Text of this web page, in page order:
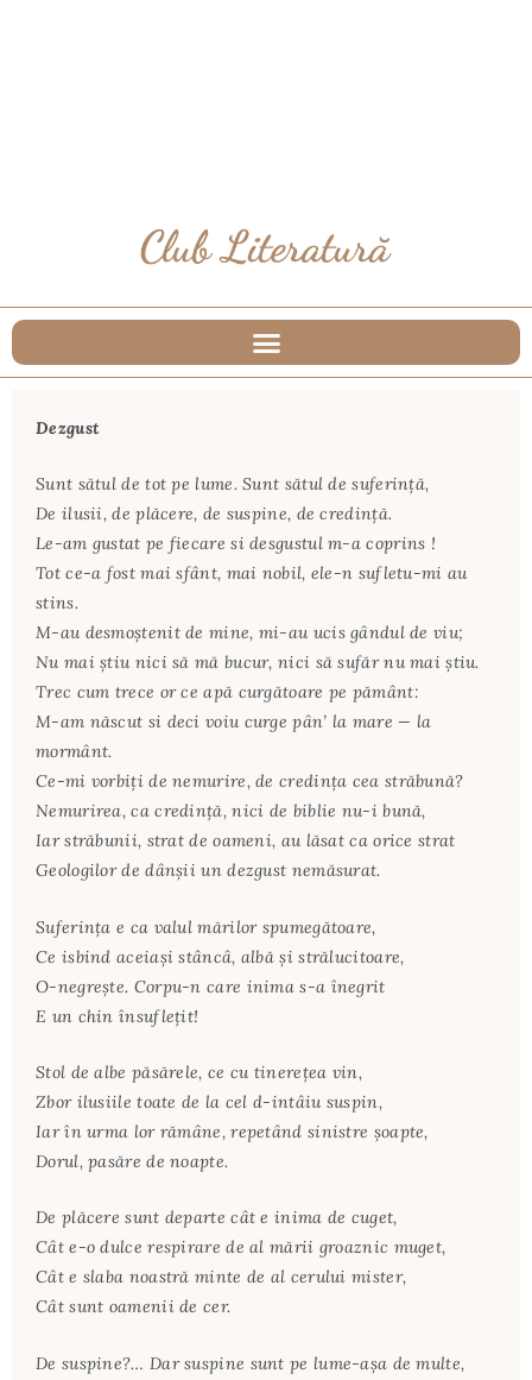
Dezgust
Sunt sătul de tot pe lume. Sunt sătul de suferinţă,
De ilusii, de plăcere, de suspine, de credinţă.
Le-am gustat pe fiecare si desgustul m-a coprins !
Tot ce-a fost mai sfânt, mai nobil, ele-n sufletu-mi au
stins.
M-au desmoştenit de mine, mi-au ucis gândul de viu;
Nu mai ştiu nici să mă bucur, nici să sufăr nu mai ştiu.
Trec cum trece or ce apă curgătoare pe pământ:
M-am născut si deci voiu curge pân’ la mare — la
mormânt.
Ce-mi vorbiţi de nemurire, de credinţa cea străbună?
Nemurirea, ca credinţă, nici de biblie nu-i bună,
Iar străbunii, strat de oameni, au lăsat ca orice strat
Geologilor de dânşii un dezgust nemăsurat.
Suferinţa e ca valul mărilor spumegătoare,
Ce isbind aceiaşi stâncâ, albă şi strălucitoare,
O-negreşte. Corpu-n care inima s-a înegrit
E un chin însufleţit!
Stol de albe păsărele, ce cu tinereţea vin,
Zbor ilusiile toate de la cel d-intâiu suspin,
Iar în urma lor rămâne, repetând sinistre şoapte,
Dorul, pasăre de noapte.
De plăcere sunt departe cât e inima de cuget,
Cât e-o dulce respirare de al mării groaznic muget,
Cât e slaba noastră minte de al cerului mister,
Cât sunt oamenii de cer.
De suspine?… Dar suspine sunt pe lume-aşa de multe,